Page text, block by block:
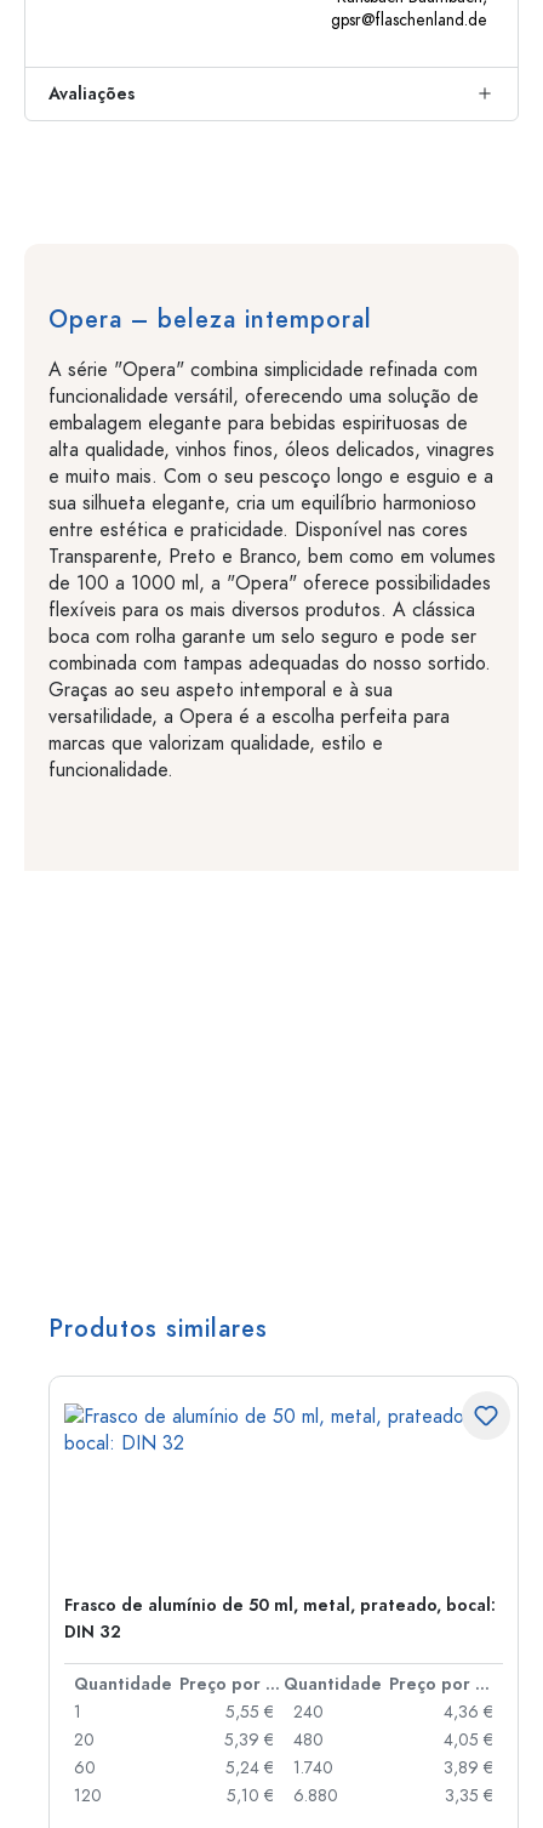
gpsr@flaschenland.de
Avaliações
Opera – beleza intemporal
A série "Opera" combina simplicidade refinada com
funcionalidade versátil, oferecendo uma solução de
embalagem elegante para bebidas espirituosas de
alta qualidade, vinhos finos, óleos delicados, vinagres
e muito mais. Com o seu pescoço longo e esguio e a
sua silhueta elegante, cria um equilíbrio harmonioso
entre estética e praticidade. Disponível nas cores
Transparente, Preto e Branco, bem como em volumes
de 100 a 1000 ml, a "Opera" oferece possibilidades
flexíveis para os mais diversos produtos. A clássica
boca com rolha garante um selo seguro e pode ser
combinada com tampas adequadas do nosso sortido.
Graças ao seu aspeto intemporal e à sua
versatilidade, a Opera é a escolha perfeita para
marcas que valorizam qualidade, estilo e
funcionalidade.
Produtos similares
Frasco de alumínio de 50 ml, metal, prateado, bocal:
DIN 32
Quantidade Preço por peça Quantidade
Preço por peça
1
5,55 €
20
5,39 €
60
5,24 €
120
5,10 €
240
4,36 €
480
4,05 €
1.740
3,89 €
6.880
3,35 €